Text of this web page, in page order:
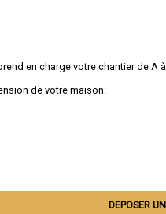
en charge votre chantier de
de votre maison.
DEPOSER